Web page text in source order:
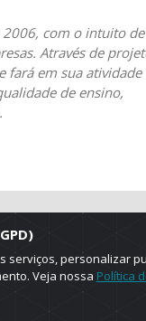
2006, com o intuito de
Através de
fará em sua atividade
de ensino,
Designed by
personalizar
Veja nossa Política